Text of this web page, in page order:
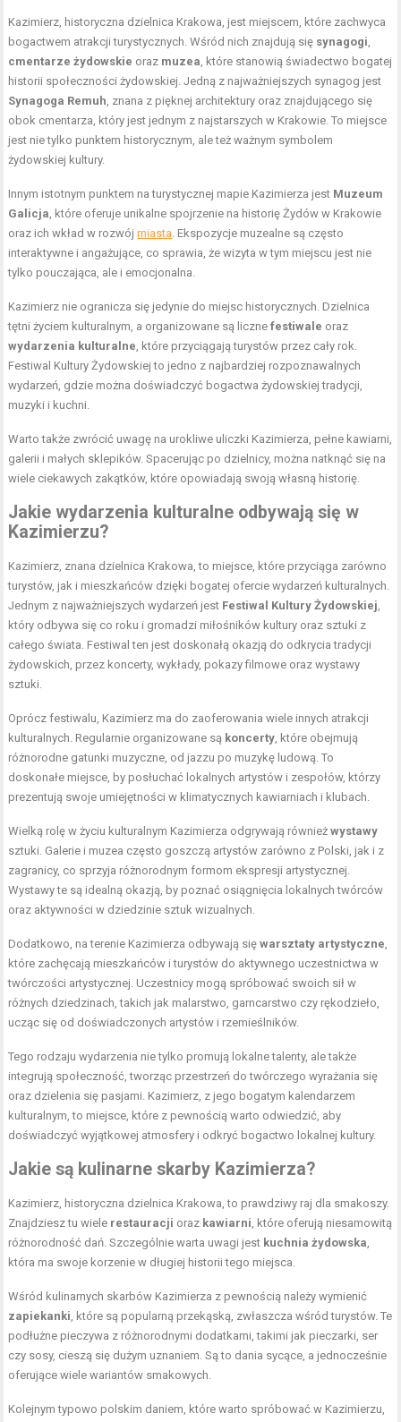
Kazimierz, historyczna dzielnica Krakowa, jest miejscem, które zachwyca
bogactwem atrakcji turystycznych. Wśród nich znajdują się synagogi,
cmentarze żydowskie oraz muzea, które stanowią świadectwo bogatej
historii społeczności żydowskiej. Jedną z najważniejszych synagog jest
Synagoga Remuh, znana z pięknej architektury oraz znajdującego się
obok cmentarza, który jest jednym z najstarszych w Krakowie. To miejsce
jest nie tylko punktem historycznym, ale też ważnym symbolem
żydowskiej kultury.
Innym istotnym punktem na turystycznej mapie Kazimierza jest Muzeum
Galicja, które oferuje unikalne spojrzenie na historię Żydów w Krakowie
oraz ich wkład w rozwójmiasta. Ekspozycje muzealne są często
interaktywne i angażujące, co sprawia, że wizyta w tym miejscu jest nie
tylko pouczająca, ale i emocjonalna.
Kazimierz nie ogranicza się jedynie do miejsc historycznych. Dzielnica
tętni życiem kulturalnym, a organizowane są licznefestiwale oraz
wydarzenia kulturalne, które przyciągają turystów przez cały rok.
Festiwal Kultury Żydowskiej to jedno z najbardziej rozpoznawalnych
wydarzeń, gdzie można doświadczyć bogactwa żydowskiej tradycji,
muzyki i kuchni.
Warto także zwrócić uwagę na urokliwe uliczki Kazimierza, pełne kawiarni,
galerii i małych sklepików. Spacerując po dzielnicy, można natknąć się na
wiele ciekawych zakątków, które opowiadają swoją własną historię.
Jakie wydarzenia kulturalne odbywają się w
Kazimierzu?
Kazimierz, znana dzielnica Krakowa, to miejsce, które przyciąga zarówno
turystów, jak i mieszkańców dzięki bogatej ofercie wydarzeń kulturalnych.
Jednym z najważniejszych wydarzeń jest Festiwal Kultury Żydowskiej,
który odbywa się co roku i gromadzi miłośników kultury oraz sztuki z
całego świata. Festiwal ten jest doskonałą okazją do odkrycia tradycji
żydowskich, przez koncerty, wykłady, pokazy filmowe oraz wystawy
sztuki.
Oprócz festiwalu, Kazimierz ma do zaoferowania wiele innych atrakcji
kulturalnych. Regularnie organizowane są koncerty, które obejmują
różnorodne gatunki muzyczne, od jazzu po muzykę ludową. To
doskonałe miejsce, by posłuchać lokalnych artystów i zespołów, którzy
prezentują swoje umiejętności w klimatycznych kawiarniach i klubach.
Wielką rolę w życiu kulturalnym Kazimierza odgrywają równieżwystawy
sztuki. Galerie i muzea często goszczą artystów zarówno z Polski, jak i z
zagranicy, co sprzyja różnorodnym formom ekspresji artystycznej.
Wystawy te są idealną okazją, by poznać osiągnięcia lokalnych twórców
oraz aktywności w dziedzinie sztuk wizualnych.
Dodatkowo, na terenie Kazimierza odbywają sięwarsztaty artystyczne,
które zachęcają mieszkańców i turystów do aktywnego uczestnictwa w
twórczości artystycznej. Uczestnicy mogą spróbować swoich sił w
różnych dziedzinach, takich jak malarstwo, garncarstwo czy rękodzieło,
ucząc się od doświadczonych artystów i rzemieślników.
Tego rodzaju wydarzenia nie tylko promują lokalne talenty, ale także
integrują społeczność, tworząc przestrzeń do twórczego wyrażania się
oraz dzielenia się pasjami. Kazimierz, z jego bogatym kalendarzem
kulturalnym, to miejsce, które z pewnością warto odwiedzić, aby
doświadczyć wyjątkowej atmosfery i odkryć bogactwo lokalnej kultury.
Jakie są kulinarne skarby Kazimierza?
Kazimierz, historyczna dzielnica Krakowa, to prawdziwy raj dla smakoszy.
Znajdziesz tu wiele restauracji oraz kawiarni, które oferują niesamowitą
różnorodność dań. Szczególnie warta uwagi jest kuchnia żydowska,
która ma swoje korzenie w długiej historii tego miejsca.
Wśród kulinarnych skarbów Kazimierza z pewnością należy wymienić
zapiekanki, które są popularną przekąską, zwłaszcza wśród turystów. Te
podłużne pieczywa z różnorodnymi dodatkami, takimi jak pieczarki, ser
czy sosy, cieszą się dużym uznaniem. Są to dania sycące, a jednocześnie
oferujące wiele wariantów smakowych.
Kolejnym typowo polskim daniem, które warto spróbować w Kazimierzu,